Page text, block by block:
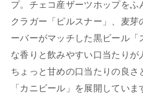
プ。チェコ産ザーツホップをふ
クラガー「ピルスナー」、麦芽
ーバーがマッチした黒ビール「
な香りと飲みやすい口当たりが
ちょっと甘めの口当たりの良さ
「カニビール」を展開していま